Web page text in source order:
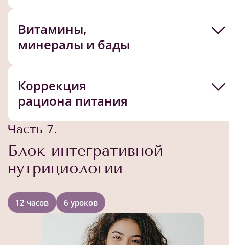
Витамины,
минералы и бады
Коррекция
рациона питания
Часть 7.
Блок интегративной
нутрициологии
12 часов 6 уроков